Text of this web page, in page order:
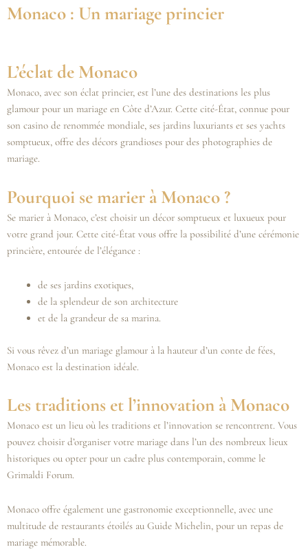
Monaco : Un mariage princier
L’éclat de Monaco
Monaco, avec son éclat princier, est l’une des destinations les plus
glamour pour un mariage en Côte d’Azur. Cette cité-État, connue pour
son casino de renommée mondiale, ses jardins luxuriants et ses yachts
somptueux, offre des décors grandioses pour des photographies de
mariage.
Pourquoi se marier à Monaco ?
Se marier à Monaco, c’est choisir un décor somptueux et luxueux pour
votre grand jour. Cette cité-État vous offre la possibilité d’une cérémonie
princière, entourée de l’élégance :
de ses jardins exotiques,
de la splendeur de son architecture
et de la grandeur de sa marina.
Si vous rêvez d’un mariage glamour à la hauteur d’un conte de fées,
Monaco est la destination idéale.
Les traditions et l’innovation à Monaco
Monaco est un lieu où les traditions et l’innovation se rencontrent. Vous
pouvez choisir d’organiser votre mariage dans l’un des nombreux lieux
historiques ou opter pour un cadre plus contemporain, comme le
Grimaldi Forum.
Monaco offre également une gastronomie exceptionnelle, avec une
multitude de restaurants étoilés au Guide Michelin, pour un repas de
mariage mémorable.